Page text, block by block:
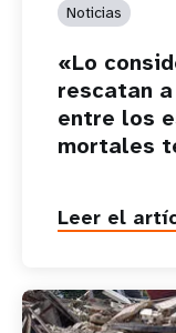
Noticias
«Lo
rescatan
entre los
mortales
Leer el